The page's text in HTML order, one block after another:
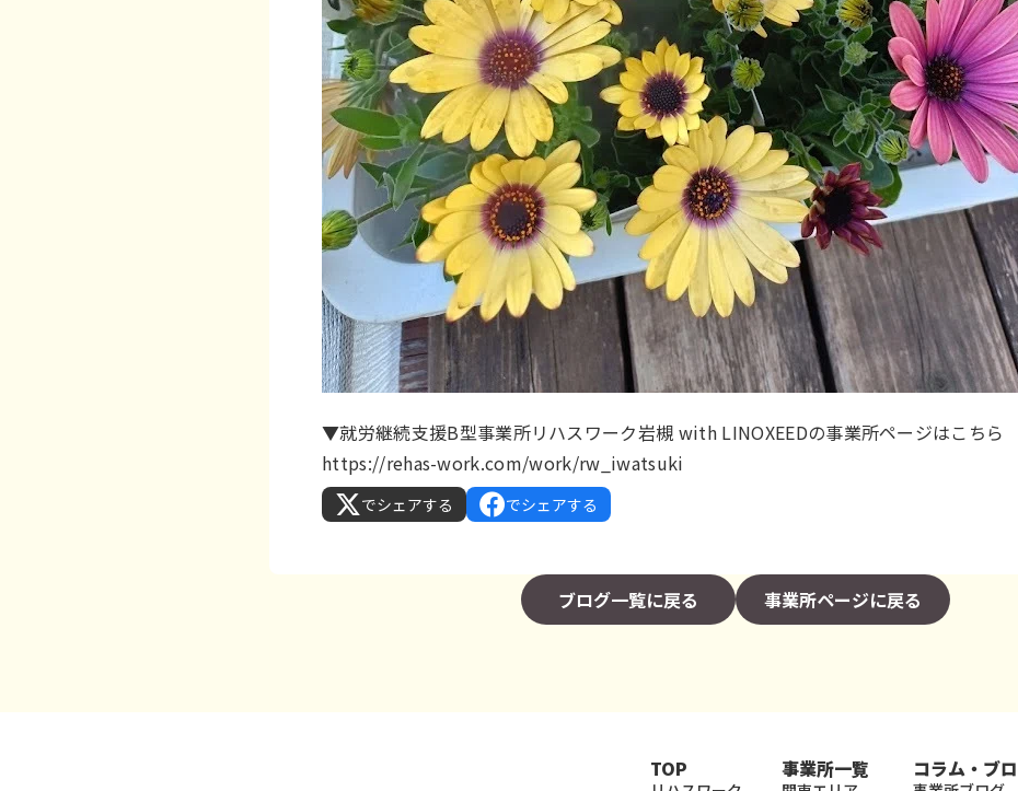
▼就労継続支援B型事業所リハスワーク岩槻 with LINOXEEDの事業所ページはこちら
https://rehas-work.com/work/rw_iwatsuki
でシェアする でシェアする
ブログ一覧に戻る 事業所ページに戻る
TOP 事業所一覧 コラム・ブ